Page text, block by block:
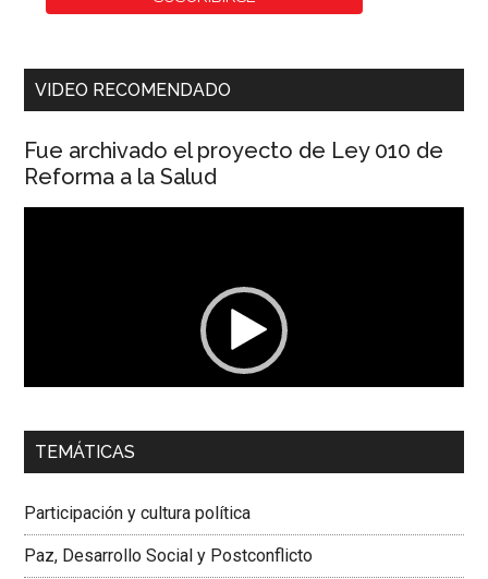
VIDEO RECOMENDADO
Fue archivado el proyecto de Ley 010 de
Reforma a la Salud
00:00 01:04
Dra. Carolina Corcho Mejía,Presidenta Corporación
Colombiana
TEMÁTICAS
Participación y cultura política
Paz, Desarrollo Social y Postconflicto